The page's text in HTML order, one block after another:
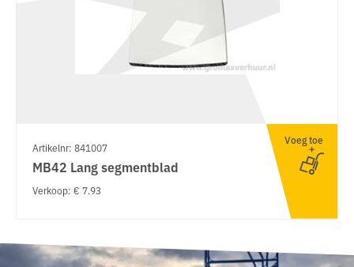
Artikelnr: 841007
MB42 Lang segmentblad
Verkoop: € 7.93
Voeg toe